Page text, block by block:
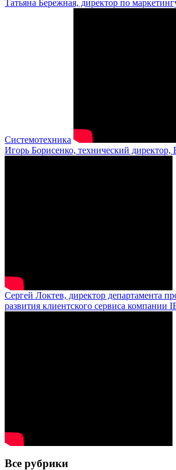
Татьяна Бережная, директор по
Системотехника
Игорь Борисенко, технический
Сергей Локтев, директор департамента
развития клиентского сервиса компании
Все рубрики